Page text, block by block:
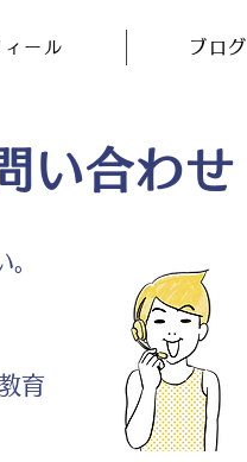
ィール ブログ
い合わせ
育